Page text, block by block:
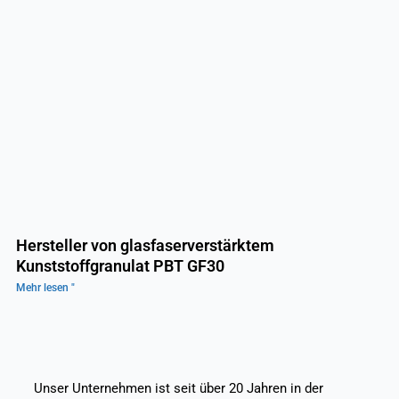
Hersteller von glasfaserverstärktem
Kunststoffgranulat PBT GF30
Mehr lesen "
Unser Unternehmen ist seit über 20 Jahren in der